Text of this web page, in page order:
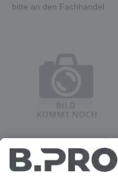
bitte an den Fachhandel
ION TEC AIR 80 anthrazit